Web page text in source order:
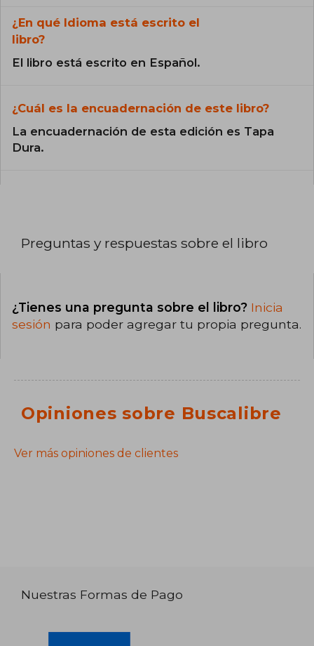
¿En qué Idioma está escrito el
libro?
El libro está escrito en Español.
¿Cuál es la encuadernación de este libro?
La encuadernación de esta edición es Tapa
Dura.
Preguntas y respuestas sobre el libro
¿Tienes una pregunta sobre el libro? Inicia
sesión para poder agregar tu propia pregunta.
Opiniones sobre Buscalibre
Ver más opiniones de clientes
Nuestras Formas de Pago